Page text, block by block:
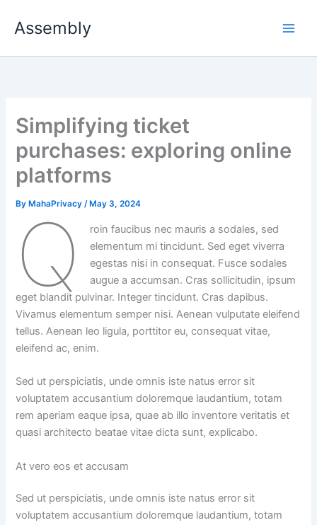
Assembly
Simplifying ticket
purchases: exploring online
platforms
By MahaPrivacy/ May 3, 2024
Q
roin faucibus nec mauris a sodales, sed
elementum mi tincidunt. Sed eget viverra
egestas nisi in consequat. Fusce sodales
augue a accumsan. Cras sollicitudin, ipsum
eget blandit pulvinar. Integer tincidunt. Cras dapibus.
Vivamus elementum semper nisi. Aenean vulputate eleifend
tellus. Aenean leo ligula, porttitor eu, consequat vitae,
eleifend ac, enim.
Sed ut perspiciatis, unde omnis iste natus error sit
voluptatem accusantium doloremque laudantium, totam
rem aperiam eaque ipsa, quae ab illo inventore veritatis et
quasi architecto beatae vitae dicta sunt, explicabo.
At vero eos et accusam
Sed ut perspiciatis, unde omnis iste natus error sit
voluptatem accusantium doloremque laudantium, totam